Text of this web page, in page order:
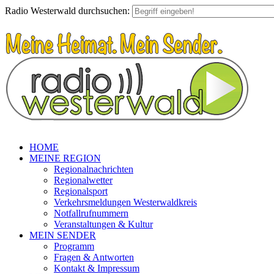
Radio Westerwald durchsuchen:
HOME
MEINE REGION
Regionalnachrichten
Regionalwetter
Regionalsport
Verkehrsmeldungen Westerwaldkreis
Notfallrufnummern
Veranstaltungen & Kultur
MEIN SENDER
Programm
Fragen & Antworten
Kontakt & Impressum